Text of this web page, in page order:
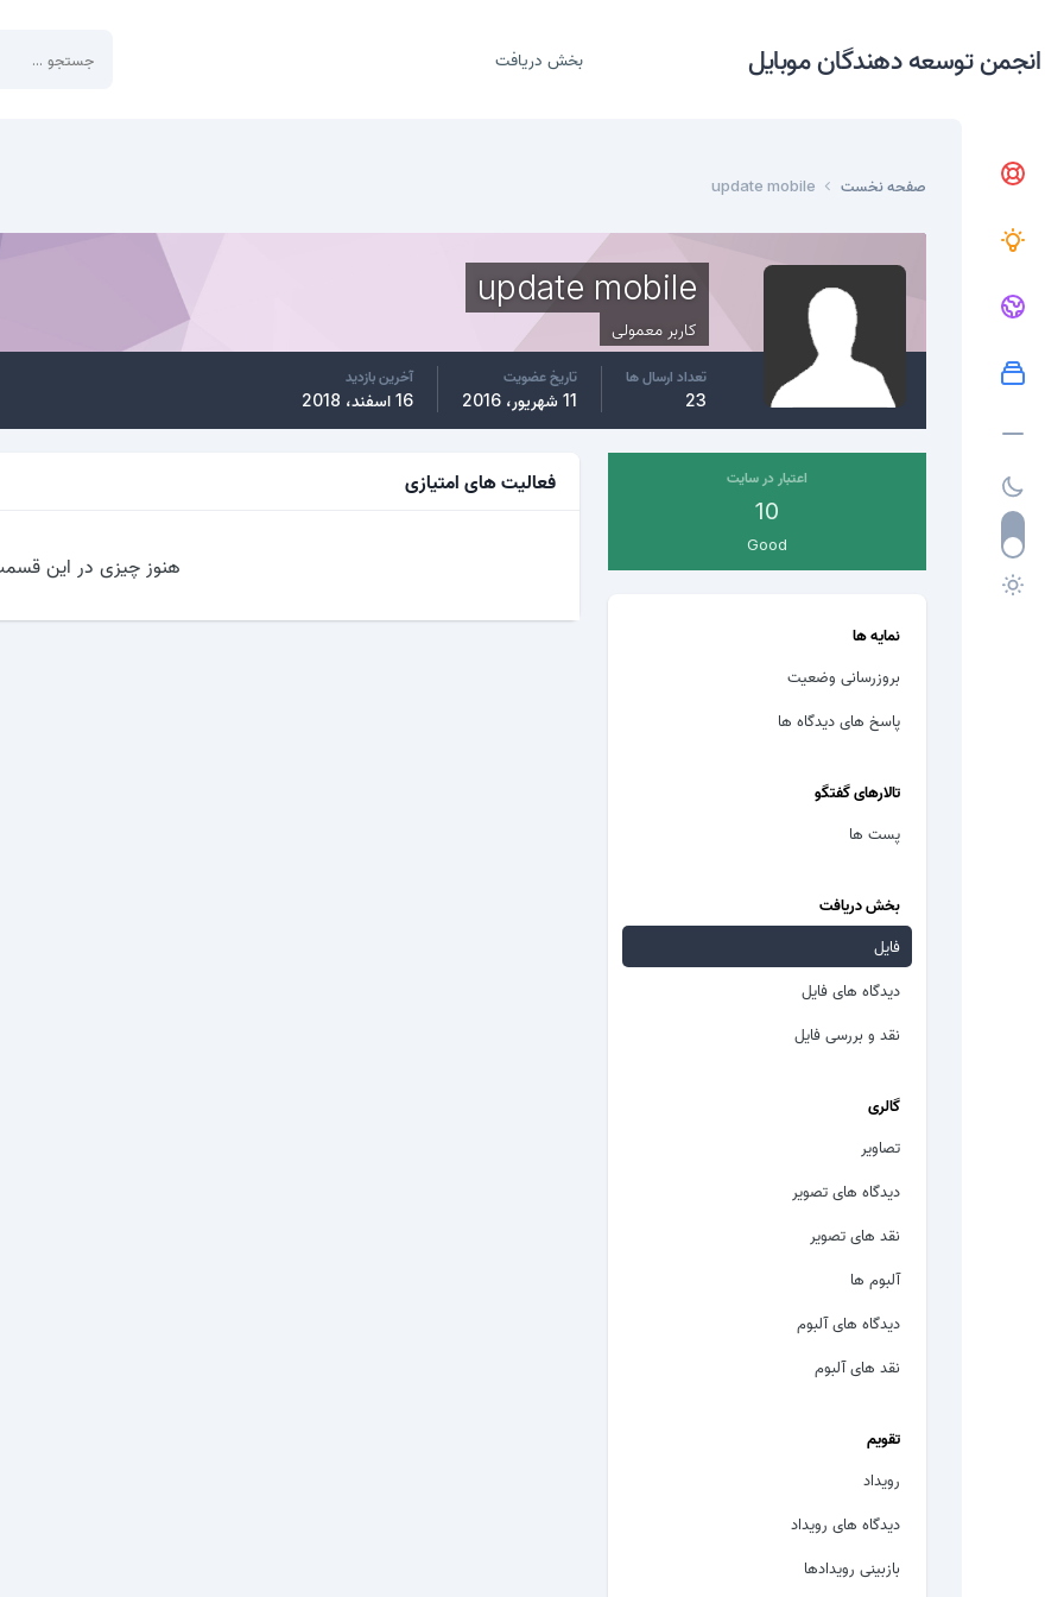
انجمن توسعه دهندگان موبایل بخش دریافت
صفحه نخست update mobile
update mobile
کاربر معمولی
تعداد ارسال ها
23
تاریخ عضویت
11 شهریور، 2016
آخرین بازدید
16 اسفند، 2018
اعتبار در سایت
10
Good
نمایه ها
بروزرسانی وضعیت
پاسخ های دیدگاه ها
تالارهای گفتگو
پست ها
بخش دریافت
فایل
دیدگاه های فایل
نقد و بررسی فایل
گالری
تصاویر
دیدگاه های تصویر
نقد های تصویر
آلبوم ها
دیدگاه های آلبوم
نقد های آلبوم
تقویم
رویداد
دیدگاه های رویداد
بازبینی رویدادها
فعالیت های امتیازی
هنوز چیزی در این